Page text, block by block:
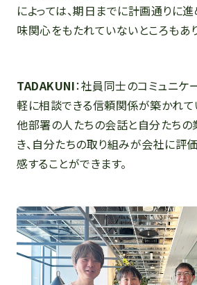
によっては、期日までに計画通りに
味関心をもたれていないところもあ
TADAKUNI：社員同士のコミュニケ
軽に相談できる信頼関係が築かれて
他部署の人たちの会話と自分たちの
き、自分たちの取り組みが会社に評
感することができます。